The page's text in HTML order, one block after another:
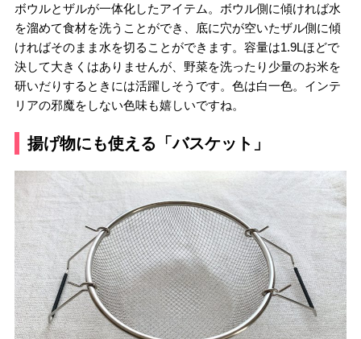
ボウルとザルが一体化したアイテム。ボウル側に傾ければ水
を溜めて食材を洗うことができ、底に穴が空いたザル側に傾
ければそのまま水を切ることができます。容量は1.9Lほどで
決して大きくはありませんが、野菜を洗ったり少量のお米を
研いだりするときには活躍しそうです。色は白一色。インテ
リアの邪魔をしない色味も嬉しいですね。
揚げ物にも使える「バスケット」